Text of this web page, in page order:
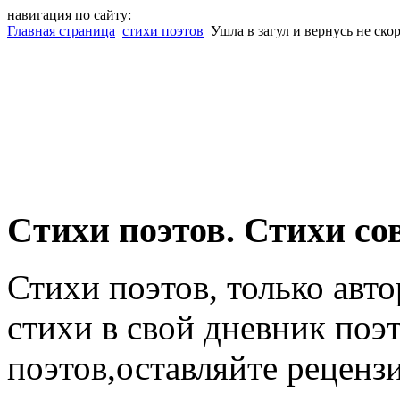
навигация по сайту:
Главная страница стихи поэтов Ушла в загул и вернусь не
Cтихи поэтов. Стихи
Стихи поэтов, только
стихи в свой дневник
поэтов,оставляйте